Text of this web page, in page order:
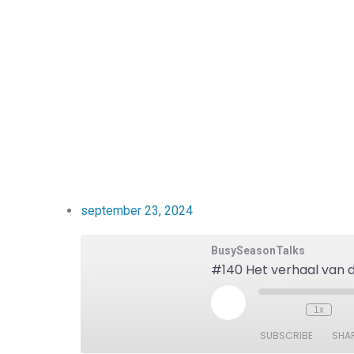
september 23, 2024
BusySeasonTalks
1x
SUBSCRIBE